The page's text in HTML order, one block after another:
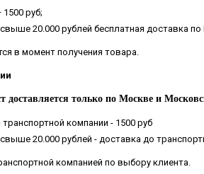
руб;
20.000 рублей бесплатная доставка
в момент получения товара.
доставляется только по Москве и
компании - 1500 руб
20.000 рублей - доставка до
компанией по выбору клиента.